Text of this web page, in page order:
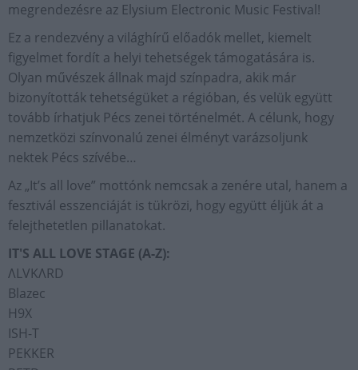
megrendezésre az Elysium Electronic Music Festival!
Ez a rendezvény a világhírű előadók mellet, kiemelt
figyelmet fordít a helyi tehetségek támogatására is.
Olyan művészek állnak majd színpadra, akik már
bizonyították tehetségüket a régióban, és velük együtt
tovább írhatjuk Pécs zenei történelmét. A célunk, hogy
nemzetközi színvonalú zenei élményt varázsoljunk
nektek Pécs szívébe…
Az „It’s all love” mottónk nemcsak a zenére utal, hanem a
fesztivál esszenciáját is tükrözi, hogy együtt éljük át a
felejthetetlen pillanatokat.
IT'S ALL LOVE STAGE (A-Z):
ΛLVKΛRD
Blazec
H9X
ISH-T
PEKKER